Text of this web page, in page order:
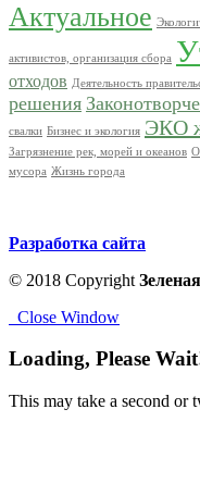
Актуальное
активистов, организация сбора
отходов Деятельность
решения
свалки Бизнес и экология ЭКО
Загрязнение рек, морей и океанов
мусора Жизнь города
Разработка сайта
© 2018 Copyright
Close Window
Loading, Please
This may take a second or